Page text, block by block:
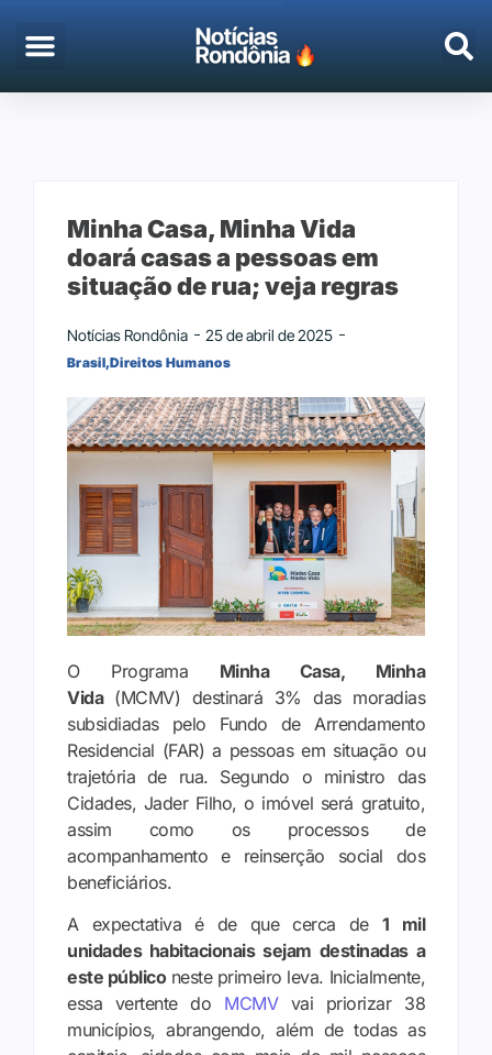
Minha Casa, Minha Vida
doará casas a pessoas em
situação de rua; veja regras
Notícias Rondônia 25 de abril de 2025
Brasil,Direitos Humanos
O Programa Minha Casa, Minha
Vida(MCMV) destinará 3% das moradias
subsidiadas pelo Fundo de Arrendamento
Residencial (FAR) a pessoas em situação ou
trajetória de rua. Segundo o ministro das
Cidades, Jader Filho, o imóvel será gratuito,
assim como os processos de
acompanhamento e reinserção social dos
beneficiários.
A expectativa é de que cerca de 1 mil
unidades habitacionais sejam destinadas a
este públiconeste primeiro leva. Inicialmente,
essa vertente do MCMVvai priorizar 38
municípios, abrangendo, além de todas as